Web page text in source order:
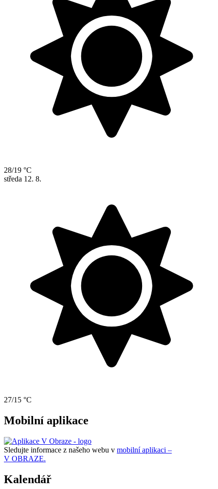
28/19 °C
středa 12. 8.
27/15 °C
Mobilní aplikace
Sledujte informace z našeho webu v mobilní aplikaci –
V OBRAZE.
Kalendář